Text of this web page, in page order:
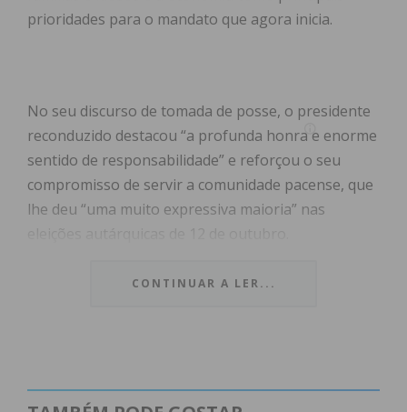
prioridades para o mandato que agora inicia.
No seu discurso de tomada de posse, o presidente
reconduzido destacou “a profunda honra e enorme
sentido de responsabilidade” e reforçou o seu
compromisso de servir a comunidade pacense, que
lhe deu “uma muito expressiva maioria” nas
Agradecendo aos pacenses “pela enorme confiança
mandato de responsabilidade” e promete cumprir
CONTINUAR A LER...